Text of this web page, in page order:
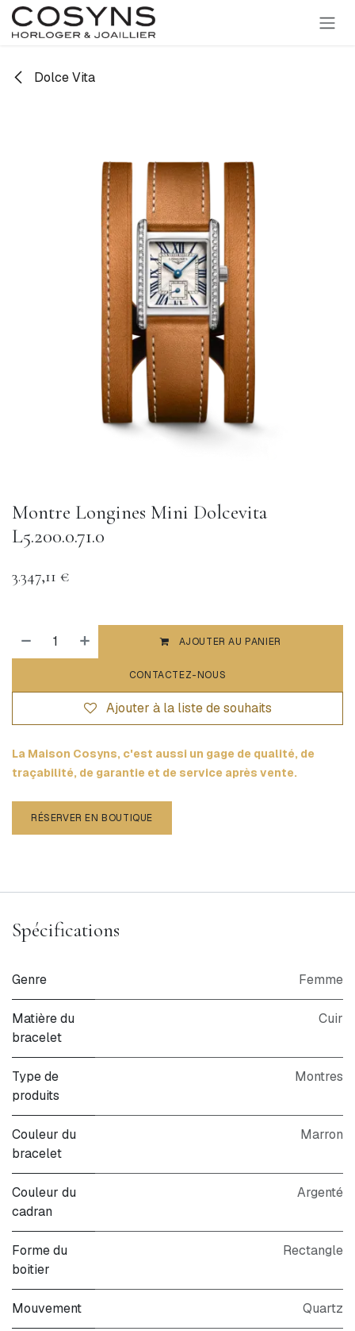
SE RENDRE AU CONTENU
Dolce Vita
Montre Longines Mini Dolcevita
L5.200.0.71.0
3.347,11 €
AJOUTER AU PANIER
CONTACTEZ-NOUS
Ajouter à la liste de souhaits
La Maison Cosyns, c'est aussi un gage de qualité, de
traçabilité, de garantie et de service après vente.
RÉSERVER EN BOUTIQUE
Spécifications
Genre Femme
Matière du
bracelet
Cuir
Type de
produits
Montres
Couleur du
bracelet
Marron
Couleur du
cadran
Argenté
Forme du
boitier
Rectangle
Mouvement Quartz